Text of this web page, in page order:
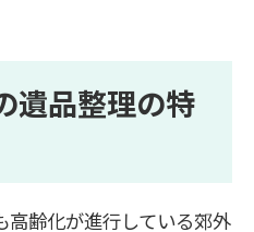
遺品整理の特
齢化が進行している郊外